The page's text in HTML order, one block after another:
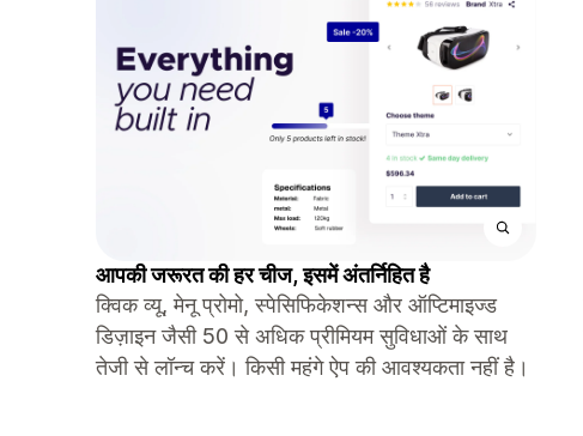
आपकी जरूरत की हर चीज, इसमें अंतर्निहित है
क्विक व्यू, मेनू प्रोमो, स्पेसिफिकेशन्स और ऑप्टिमाइज्ड
डिज़ाइन जैसी 50 से अधिक प्रीमियम सुविधाओं के साथ
तेजी से लॉन्च करें। किसी महंगे ऐप की आवश्यकता नहीं है।